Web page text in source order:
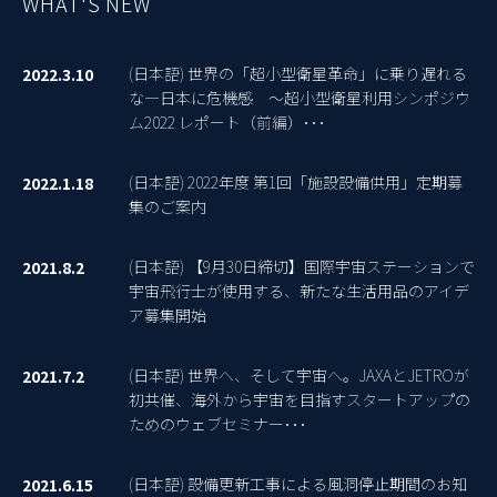
2022.3.10
(日本語) 世界の「超小型衛星革命」に乗り遅れる
な―日本に危機感 ～超小型衛星利用シンポジウ
ム2022 レポート（前編）･･･
2022.1.18
(日本語) 2022年度 第1回「施設設備供用」定期募
集のご案内
2021.8.2
(日本語) 【9月30日締切】国際宇宙ステーションで
宇宙飛行士が使用する、新たな生活用品のアイデ
ア募集開始
2021.7.2
(日本語) 世界へ、そして宇宙へ。JAXAとJETROが
初共催、海外から宇宙を目指すスタートアップの
ためのウェブセミナー･･･
2021.6.15
(日本語) 設備更新工事による風洞停止期間のお知